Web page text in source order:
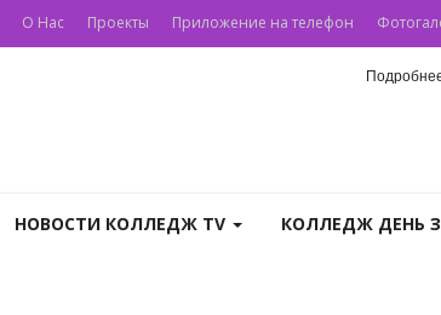
О Нас Проекты Приложение на телефон
НОВОСТИ КОЛЛЕДЖ TV КОЛЛЕДЖ ДЕНЬ